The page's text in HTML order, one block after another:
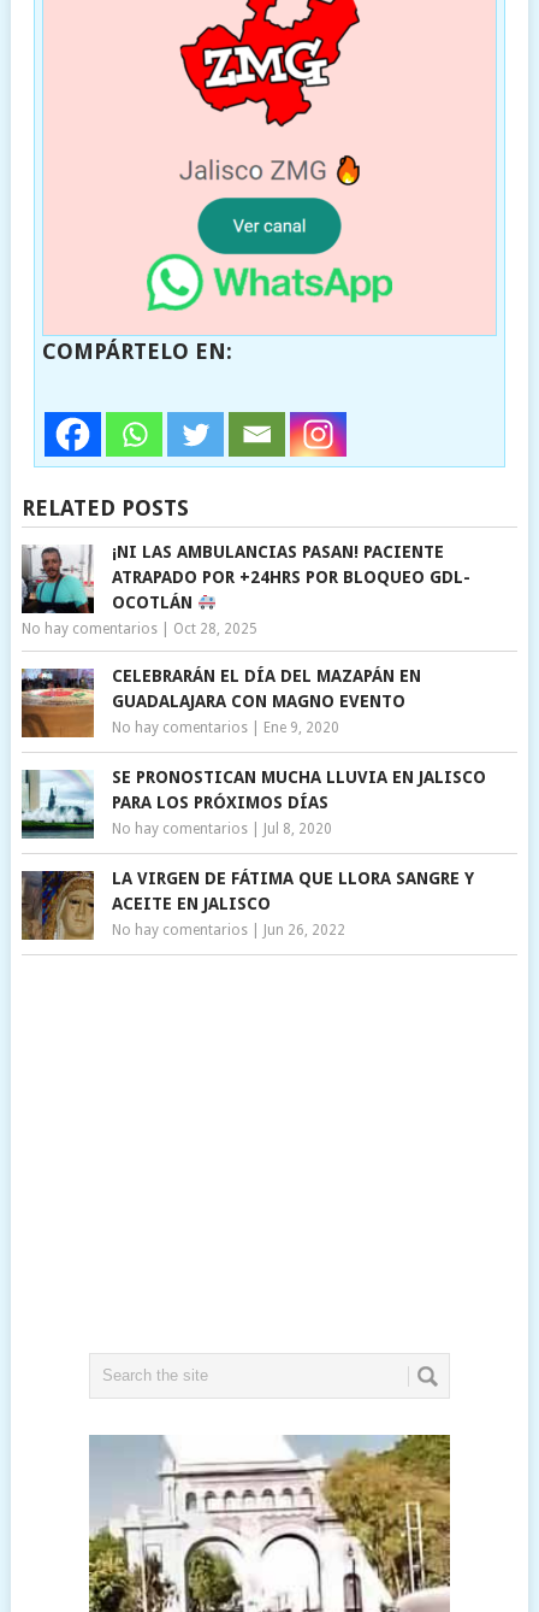
COMPÁRTELO EN:
RELATED POSTS
¡NI LAS AMBULANCIAS PASAN! PACIENTE
ATRAPADO POR +24HRS POR BLOQUEO GDL-
OCOTLÁN
No hay comentarios| Oct 28, 2025
CELEBRARÁN EL DÍA DEL MAZAPÁN EN
GUADALAJARA CON MAGNO EVENTO
No hay comentarios| Ene 9, 2020
SE PRONOSTICAN MUCHA LLUVIA EN JALISCO
PARA LOS PRÓXIMOS DÍAS
No hay comentarios| Jul 8, 2020
LA VIRGEN DE FÁTIMA QUE LLORA SANGRE Y
ACEITE EN JALISCO
No hay comentarios| Jun 26, 2022